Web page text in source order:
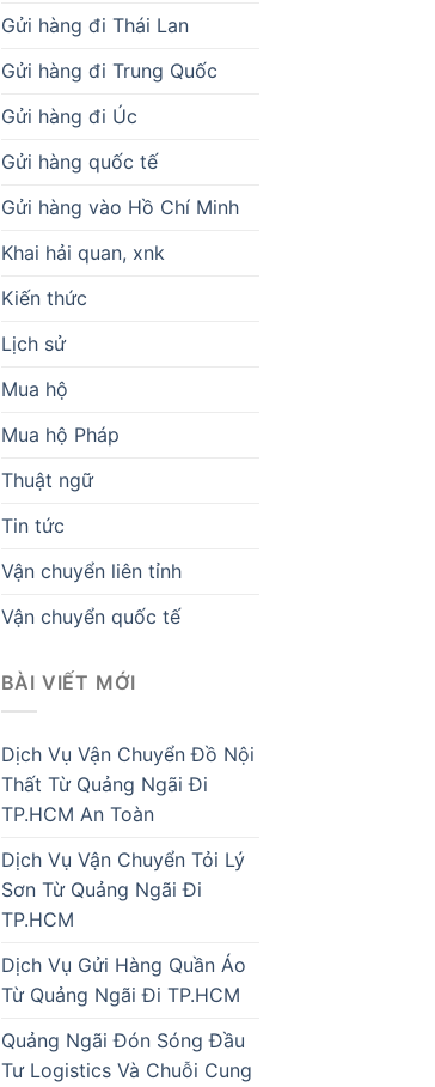
Gửi hàng đi Thái Lan
Gửi hàng đi Trung Quốc
Gửi hàng đi Úc
Gửi hàng quốc tế
Gửi hàng vào Hồ Chí Minh
Khai hải quan, xnk
Kiến thức
Lịch sử
Mua hộ
Mua hộ Pháp
Thuật ngữ
Tin tức
Vận chuyển liên tỉnh
Vận chuyển quốc tế
BÀI VIẾT MỚI
Dịch Vụ Vận Chuyển Đồ Nội
Thất Từ Quảng Ngãi Đi
TP.HCM An Toàn
Dịch Vụ Vận Chuyển Tỏi Lý
Sơn Từ Quảng Ngãi Đi
TP.HCM
Dịch Vụ Gửi Hàng Quần Áo
Từ Quảng Ngãi Đi TP.HCM
Quảng Ngãi Đón Sóng Đầu
Tư Logistics Và Chuỗi Cung